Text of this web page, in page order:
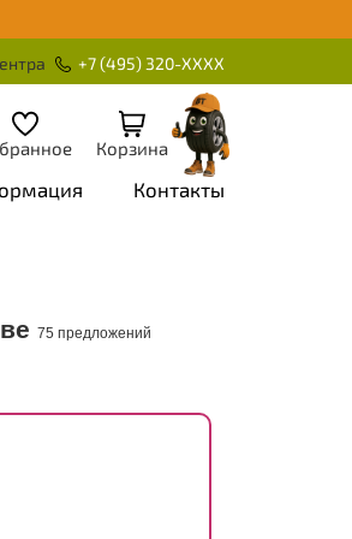
+7 (495) 320-XXXX
Корзина
Контакты
75 предложений